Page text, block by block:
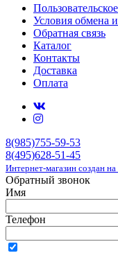
Условия обмена и
Обратная связь
Каталог
Контакты
Доставка
Оплата
8(985)755-59-53
8(495)628-51-45
Интернет-магазин создан
Обратный звонок
Имя
Телефон